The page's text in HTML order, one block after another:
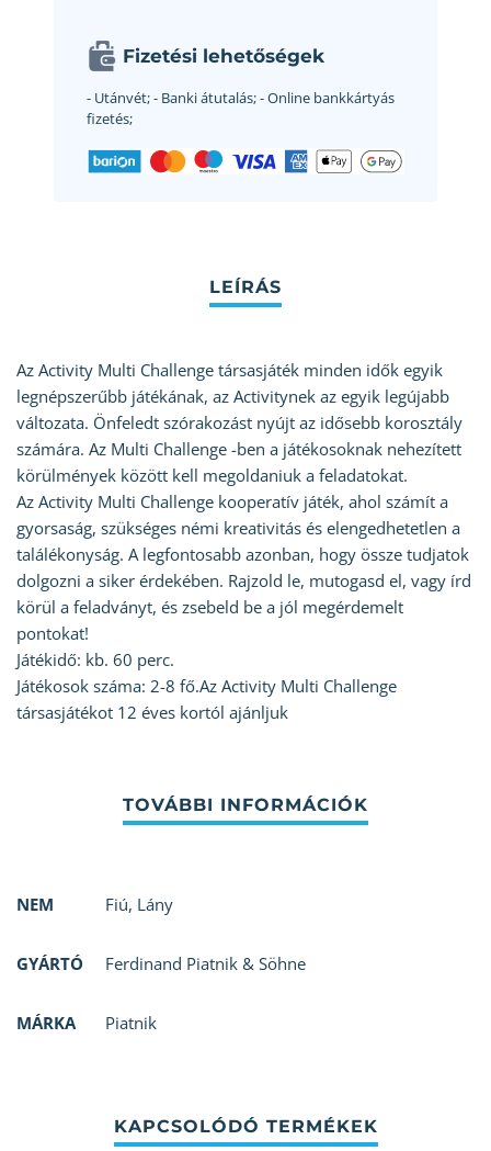
Fizetési lehetőségek
- Utánvét;- Banki átutalás;- Online bankkártyás
fizetés;
Az Activity Multi Challenge társasjáték minden idők egyik
legnépszerűbb játékának, az Activitynek az egyik legújabb
változata. Önfeledt szórakozást nyújt az idősebb korosztály
számára. Az Multi Challenge -ben a játékosoknak nehezített
körülmények között kell megoldaniuk a feladatokat.
Az Activity Multi Challenge kooperatív játék, ahol számít a
gyorsaság, szükséges némi kreativitás és elengedhetetlen a
találékonyság. A legfontosabb azonban, hogy össze tudjatok
dolgozni a siker érdekében. Rajzold le, mutogasd el, vagy írd
körül a feladványt, és zsebeld be a jól megérdemelt
pontokat!
Játékidő: kb. 60 perc.
Játékosok száma: 2-8 fő.Az Activity Multi Challenge
társasjátékot 12 éves kortól ajánljuk
NEM Fiú, Lány
GYÁRTÓ Ferdinand Piatnik & Söhne
MÁRKA Piatnik
KAPCSOLÓDÓ TERMÉKEK